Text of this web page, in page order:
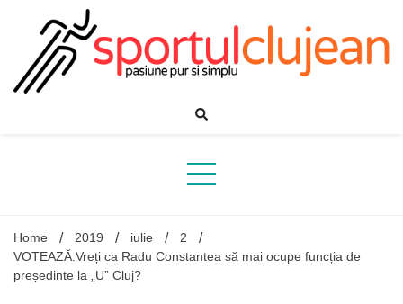
Home 2019 iulie
2
VOTEAZĂ.Vreți ca Radu Constantea să mai ocupe funcția de
președinte la „U” Cluj?